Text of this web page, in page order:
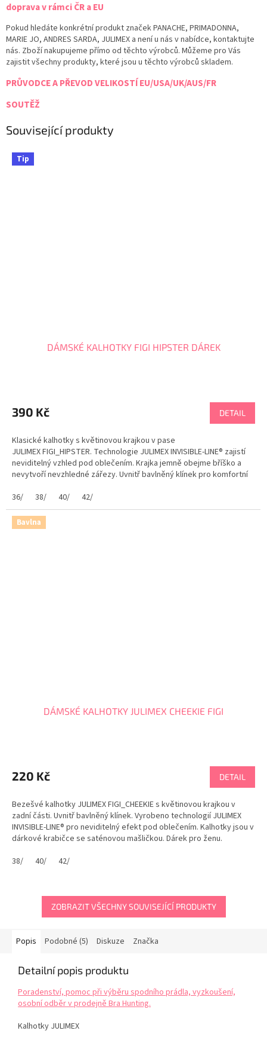
doprava v rámci ČR a EU
Pokud hledáte konkrétní produkt značek PANACHE, PRIMADONNA,
MARIE JO, ANDRES SARDA, JULIMEX a není u nás v nabídce, kontaktujte
nás. Zboží nakupujeme přímo od těchto výrobců. Můžeme pro Vás
zajistit všechny produkty, které jsou u těchto výrobců skladem.
PRŮVODCE A PŘEVOD VELIKOSTÍ EU/USA/UK/AUS/FR
SOUTĚŽ
Související produkty
Tip
DÁMSKÉ KALHOTKY FIGI HIPSTER DÁREK
produktu
je
z
5
hvězdiček.
390 Kč DETAIL
Klasické kalhotky s květinovou krajkou v pase
JULIMEX FIGI_HIPSTER. Technologie JULIMEX INVISIBLE-LINE® zajistí
neviditelný vzhled pod oblečením. Krajka jemně obejme bříško a
nevytvoří nevzhledné zářezy. Uvnitř bavlněný klínek pro komfortní
36/
38/ 40/ 42/
Bavlna
DÁMSKÉ KALHOTKY JULIMEX CHEEKIE FIGI
220 Kč DETAIL
Bezešvé kalhotky JULIMEX FIGI_CHEEKIE s květinovou krajkou v
zadní části. Uvnitř bavlněný klínek. Vyrobeno technologií JULIMEX
INVISIBLE-LINE® pro neviditelný efekt pod oblečením. Kalhotky jsou v
dárkové krabičce se saténovou mašličkou. Dárek pro ženu.
38/
40/ 42/
ZOBRAZIT VŠECHNY SOUVISEJÍCÍ PRODUKTY
Popis Podobné (5) Diskuze Značka
Detailní popis produktu
Poradenství, pomoc při výběru spodního prádla, vyzkoušení,
osobní odběr v prodejně Bra Hunting.
Kalhotky JULIMEX